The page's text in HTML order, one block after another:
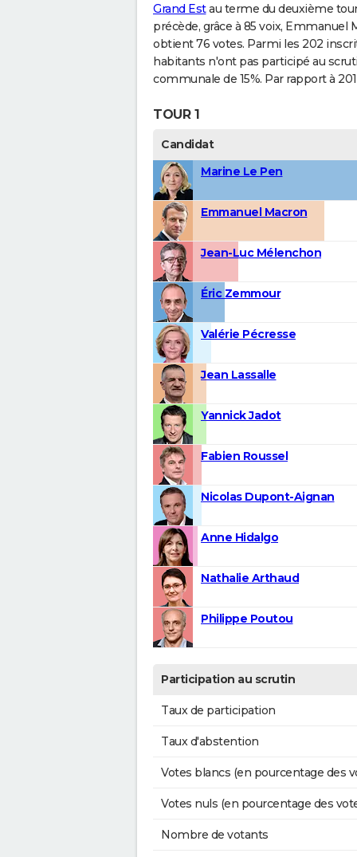
Grand Estau terme du deuxième
précède, grâce à 85 voix,
obtient 76 votes. Parmi les 202
habitants n'ont pas participé au
communale de 15%. Par rapport à
TOUR 1
Candidat
Marine Le Pen
Emmanuel Macron
Jean-Luc Mélenchon
Éric Zemmour
Valérie Pécresse
Jean Lassalle
Yannick Jadot
Fabien Roussel
Nicolas Dupont-Aignan
Anne Hidalgo
Nathalie Arthaud
Philippe Poutou
Participation au scrutin
Taux de participation
Taux d'abstention
Votes blancs (en pourcentage des
Votes nuls (en pourcentage des
Nombre de votants